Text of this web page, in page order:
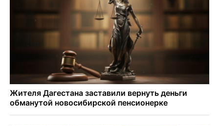
ХК «Сибирь» подписал контракт с обладателем Кубка
Стэнли Евгением Кузнецовым